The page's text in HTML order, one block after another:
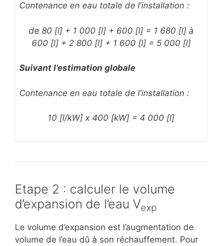
Contenance en eau totale de l’installation :
de 80 [l] + 1 000 [l] + 600 [l] = 1 680 [l] à
600 [l] + 2 800 [l] + 1 600 [l] = 5 000 [l]
Suivant l’estimation globale
Contenance en eau totale de l’installation :
10 [l/kW] x 400 [kW] = 4 000 [l]
Etape 2 : calculer le volume
d’expansion de l’eau Vexp
Le volume d’expansion est l’augmentation de
volume de l’eau dû à son réchauffement. Pour